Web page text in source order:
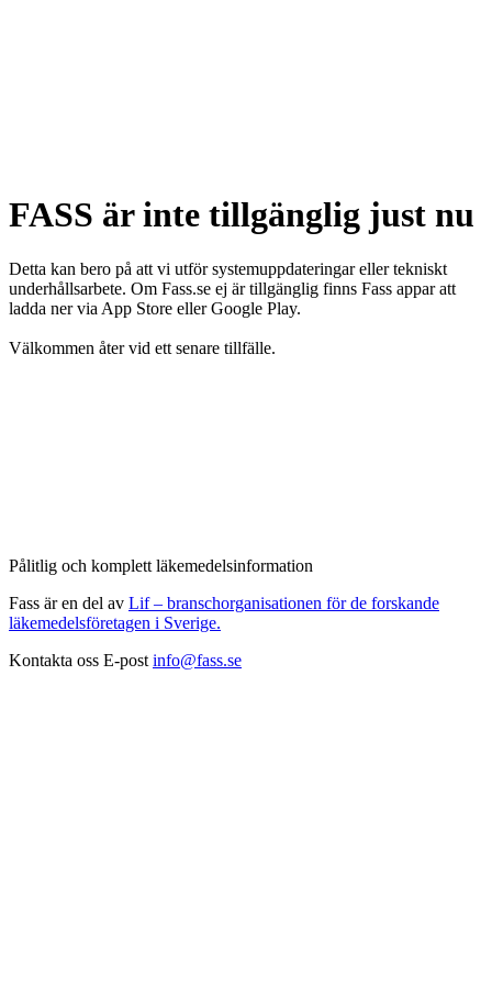
FASS är inte tillgänglig just nu
Detta kan bero på att vi utför systemuppdateringar eller tekniskt
underhållsarbete. Om Fass.se ej är tillgänglig finns Fass appar att
ladda ner via App Store eller Google Play.
Välkommen åter vid ett senare tillfälle.
Pålitlig och komplett läkemedelsinformation
Fass är en del av Lif – branschorganisationen för de forskande
läkemedelsföretagen i Sverige.
Kontakta oss E-post info@fass.se